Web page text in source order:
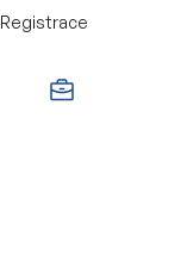
Registrace